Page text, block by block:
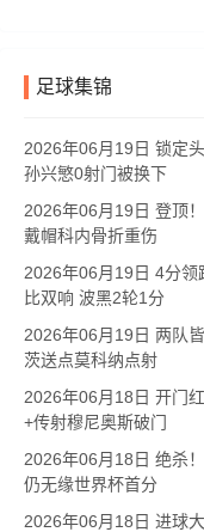
足球集锦
2026年06月19日 锁定
孙兴慜0射门被换下
2026年06月19日 登顶
戴帽科内骨折重伤
2026年06月19日 4分
比双响 波黑2轮1分
2026年06月19日 两队
茨送点莫科纳点射
2026年06月18日 开门
+传射穆尼奥斯破门
2026年06月18日 绝杀
仍无缘世界杯首分
2026年06月18日 进球